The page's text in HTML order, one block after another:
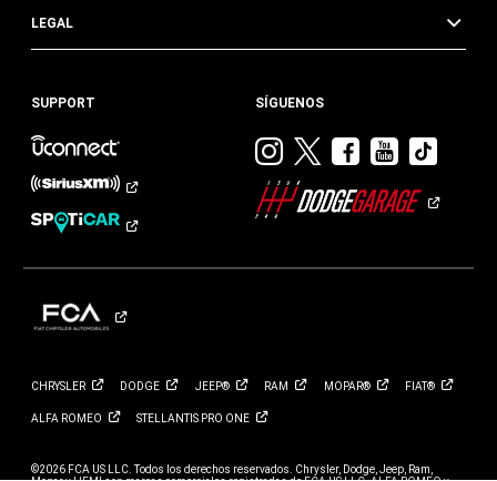
LEGAL
SUPPORT SÍGUENOS
Visitar
Dodge
en
Visitar
en
Visitar
en
Visitar
en en
CHRYSLER DODGE JEEP® RAM MOPAR® FIAT®
ALFA ROMEO STELLANTIS PRO ONE
©2026 FCA US LLC. Todos los derechos reservados. Chrysler, Dodge, Jeep, Ram,